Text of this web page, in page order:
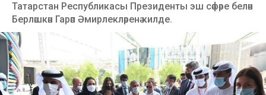
Татарстан Республикасы Президенты эш сәфәре белән
Берләшкән Гарәп Әмирлекләренә килде.